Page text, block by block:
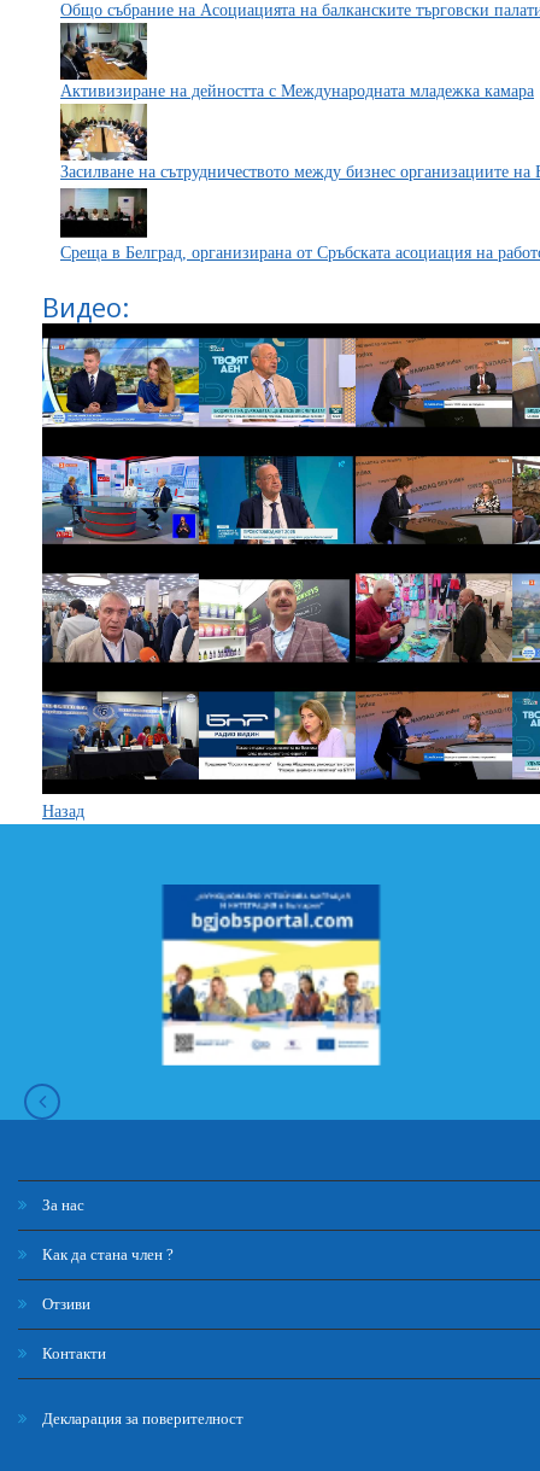
Общо събрание на Асоциацията на балканските търговски
Активизиране на дейността с Международната младежка камара
Засилване на сътрудничеството между бизнес организациите
Среща в Белград, организирана от Сръбската асоциация на
Видео:
Назад
За нас
Как да стана член ?
Отзиви
Контакти
Декларация за поверителност